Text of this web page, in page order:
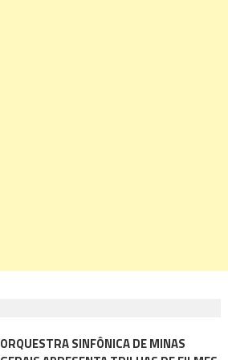
ORQUESTRA SINFÔNICA DE MINAS